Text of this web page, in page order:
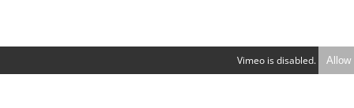
Vimeo is disabled. Allow